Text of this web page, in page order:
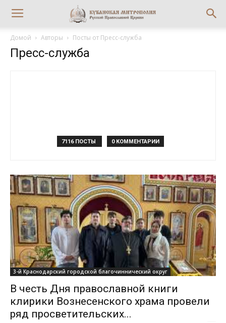
Домой Авторы Посты от Пресс-служба
Пресс-служба
7116 ПОСТЫ 0 КОММЕНТАРИИ
3-й Краснодарский городской благочиннический округ
В честь Дня православной книги
клирики Вознесенского храма провели
ряд просветительских...